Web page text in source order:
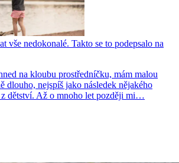
vše nedokonalé. Takto se to podepsalo na
na kloubu prostředníčku, mám malou
dlouho, nejspíš jako následek nějakého
z dětství. Až o mnoho let později mi…